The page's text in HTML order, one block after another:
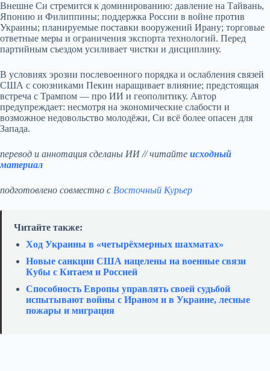
Внешне Си стремится к доминированию: давление на Тайвань,
Японию и Филиппины; поддержка России в войне против
Украины; планируемые поставки вооружений Ирану; торговые
ответные меры и ограничения экспорта технологий. Перед
партийным съездом усиливает чистки и дисциплину.
В условиях эрозии послевоенного порядка и ослабления связей
США с союзниками Пекин наращивает влияние; предстоящая
встреча с Трампом — про ИИ и геополитику. Автор
предупреждает: несмотря на экономические слабости и
возможное недовольство молодёжи, Си всё более опасен для
Запада.
перевод и аннотация сделаны ИИ // читайте исходный
материал
подготовлено совместно с Восточный Курьер
Читайте также:
Ход Украины в «четырёхмерных шахматах»
Новые санкции США нацелены на военные связи
Кубы с Китаем и Россией
Способность Европы управлять своей судьбой
испытывают войны с Ираном и в Украине, лесные
пожары и миграция